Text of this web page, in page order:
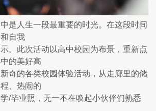
是人生一段最重要的时光。在这段时间
自我
。此次活动以高中校园为布景，重新点
的美好高
奇的各类校园体验活动，从走廊里的储
、热闹的
/毕业照，无一不在唤起小伙伴们熟悉